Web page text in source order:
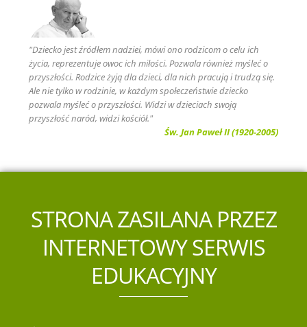
"Dziecko jest źródłem nadziei, mówi ono rodzicom o celu ich
życia, reprezentuje owoc ich miłości. Pozwala również myśleć o
przyszłości. Rodzice żyją dla dzieci, dla nich pracują i trudzą się.
Ale nie tylko w rodzinie, w każdym społeczeństwie dziecko
pozwala myśleć o przyszłości. Widzi w dzieciach swoją
przyszłość naród, widzi kościół."
Św. Jan Paweł II (1920-2005)
STRONA ZASILANA PRZEZ
INTERNETOWY SERWIS
EDUKACYJNY